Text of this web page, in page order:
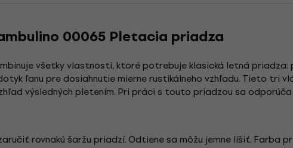
00065 Pletacia priadza
všetky vlastnosti, ktoré potrebuje klasická letná priadza:
ľanu pre dosiahnutie mierne rustikálneho vzhľadu. Tieto tri
výsledných pletením. Pri práci s touto priadzou sa
rovnakú šaržu priadzí. Odtiene sa môžu jemne líšiť. Farba